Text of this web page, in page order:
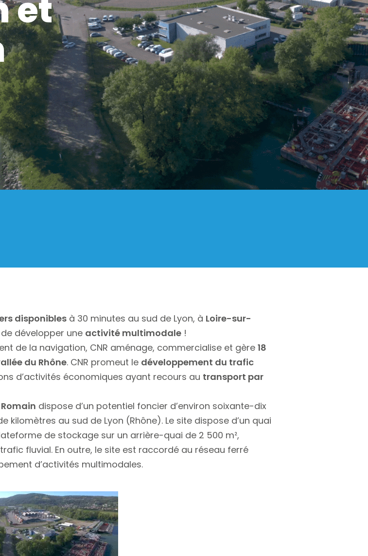
et
disponibles à 30 minutes au sud de Lyon, à Loire-sur-
développer une activité multimodale !
de la navigation, CNR aménage, commercialise et gère 18
du Rhône. CNR promeut le développement du trafic
d’activités économiques ayant recours au transport par
dispose d’un potentiel foncier d’environ soixante-dix
au sud de Lyon (Rhône). Le site dispose d’un quai
de stockage sur un arrière-quai de 2 500 m²,
fluvial. En outre, le site est raccordé au réseau ferré
d’activités multimodales.